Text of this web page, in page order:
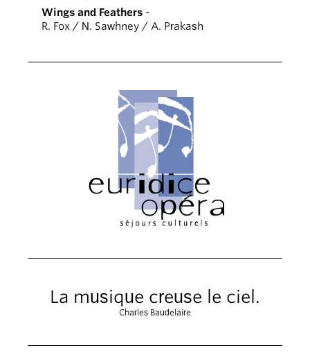
Wings and Feathers -
R. Fox / N. Sawhney / A. Prakash
La musique creuse le ciel.
Charles Baudelaire